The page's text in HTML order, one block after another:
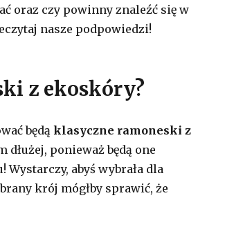
oraz czy powinny znaleźć się w
nasze podpowiedzi!
z ekoskóry?
będą klasyczne ramoneski z
dłużej, ponieważ będą one
abyś wybrała dla
krój mógłby sprawić, że